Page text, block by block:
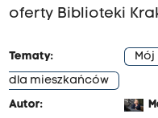
oferty Biblioteki
Tematy:
dla mieszkańców
Autor: